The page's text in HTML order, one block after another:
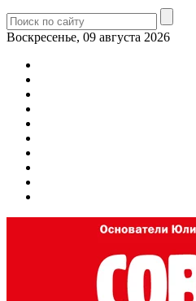
Воскресенье, 09 августа 2026